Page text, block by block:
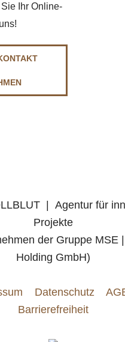
Ihr Online-
| Agentur für
Projekte
der Gruppe MSE
Holding GmbH)
Datenschutz
Barrierefreiheit